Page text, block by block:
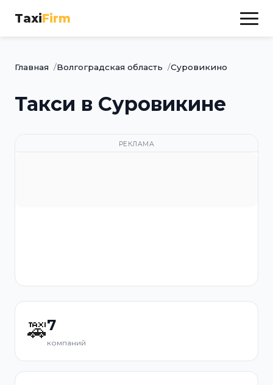
TaxiFirm
Главная Волгоградская область Суровикино
Такси в Суровикине
РЕКЛАМА
🚕7
компаний